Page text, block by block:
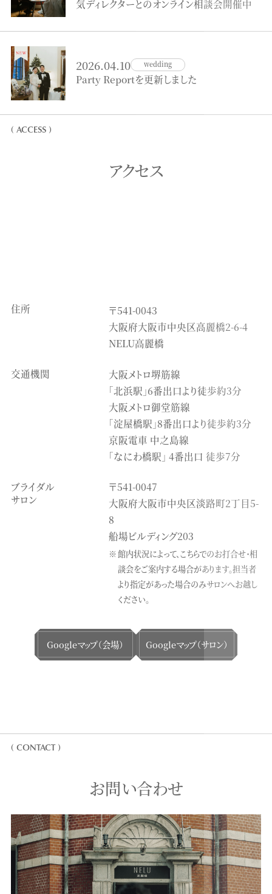
気ディレクターとのオンライン相談会開催中
2026.04.10 wedding
Party Reportを更新しました
( ACCESS )
アクセス
住所
〒541-0043
大阪府大阪市中央区高麗橋2-6-4
NELU高麗橋
交通機関
大阪メトロ堺筋線
「北浜駅」6番出口より徒歩約3分
大阪メトロ御堂筋線
「淀屋橋駅」8番出口より徒歩約3分
京阪電車 中之島線
「なにわ橋駅」 4番出口 徒歩7分
ブライダル
サロン
〒541-0047
大阪府大阪市中央区淡路町2丁目5-
8
船場ビルディング203
館内状況によって、こちらでのお打合せ・相
談会をご案内する場合があります。担当者
より指定があった場合のみサロンへお越し
ください。
Googleマップ（会場） Googleマップ（サロン）
( CONTACT )
お問い合わせ